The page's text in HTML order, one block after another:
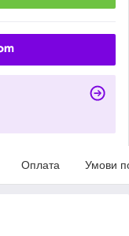
Оплата Умови